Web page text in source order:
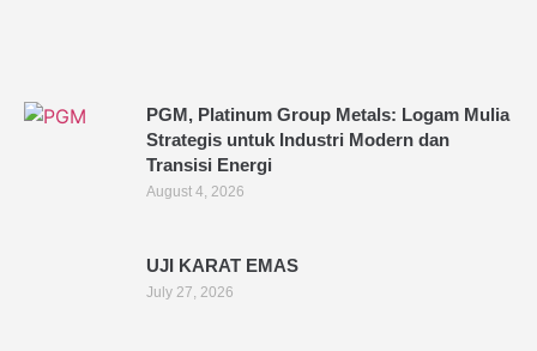
PGM, Platinum Group Metals: Logam Mulia
Strategis untuk Industri Modern dan
Transisi Energi
August 4, 2026
UJI KARAT EMAS
July 27, 2026